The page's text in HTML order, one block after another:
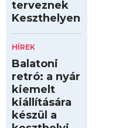
terveznek
Keszthelyen
HÍREK
Balatoni
retró: a nyár
kiemelt
kiállítására
készül a